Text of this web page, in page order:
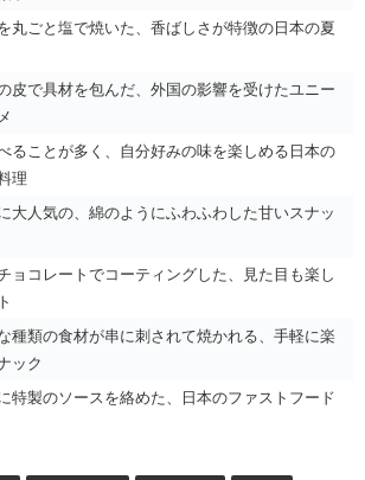
丸ごと塩で焼いた、香ばしさが特徴の日本の夏
皮で具材を包んだ、外国の影響を受けたユニー
ることが多く、自分好みの味を楽しめる日本の
理
大人気の、綿のようにふわふわした甘いスナッ
ョコレートでコーティングした、見た目も楽し
種類の食材が串に刺されて焼かれる、手軽に楽
ック
特製のソースを絡めた、日本のファストフード